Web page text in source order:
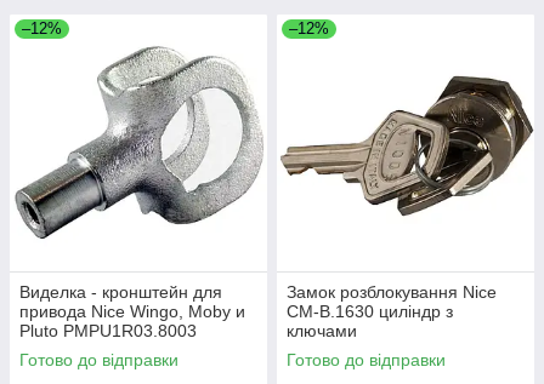
–12%
Виделка - кронштейн для
привода Nice Wingo, Moby и
Pluto PMPU1R03.8003
Готово до відправки
–12%
Замок розблокування Nice
CM-B.1630 циліндр з
ключами
Готово до відправки